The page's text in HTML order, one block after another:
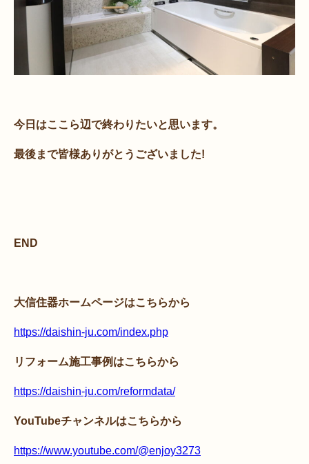
今日はここら辺で終わりたいと思います。
最後まで皆様ありがとうございました!
END
大信住器ホームページはこちらから
https://daishin-ju.com/index.php
リフォーム施工事例はこちらから
https://daishin-ju.com/reformdata/
YouTubeチャンネルはこちらから
https://www.youtube.com/@enjoy3273